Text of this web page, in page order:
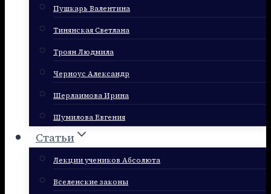
Пушкарь Валентина
Тинянская Светлана
Троян Людмила
Черноус Александр
Шерлаимова Ирина
Шумилова Евгения
Статьи
Лекции учеников Абсолюта
Вселенские законы